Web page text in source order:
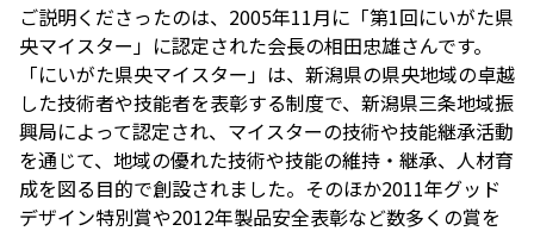
ご説明くださったのは、2005年11月に「第1回にいがた県
央マイスター」に認定された会長の相田忠雄さんです。
「にいがた県央マイスター」は、新潟県の県央地域の卓越
した技術者や技能者を表彰する制度で、新潟県三条地域振
興局によって認定され、マイスターの技術や技能継承活動
を通じて、地域の優れた技術や技能の維持・継承、人材育
成を図る目的で創設されました。そのほか2011年グッド
デザイン特別賞や2012年製品安全表彰など数多くの賞を